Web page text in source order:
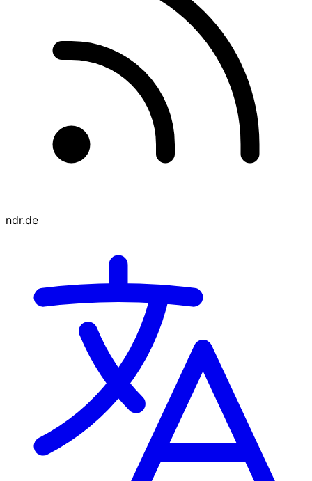
ndr.de